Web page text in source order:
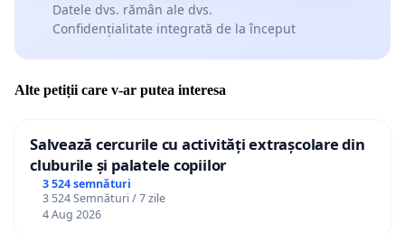
Datele dvs. rămân ale dvs.
Confidențialitate integrată de la început
Alte petiții care v-ar putea interesa
Salvează cercurile cu activități extrașcolare din
cluburile și palatele copiilor
3 524 semnături
3 524 Semnături / 7 zile
4 Aug 2026